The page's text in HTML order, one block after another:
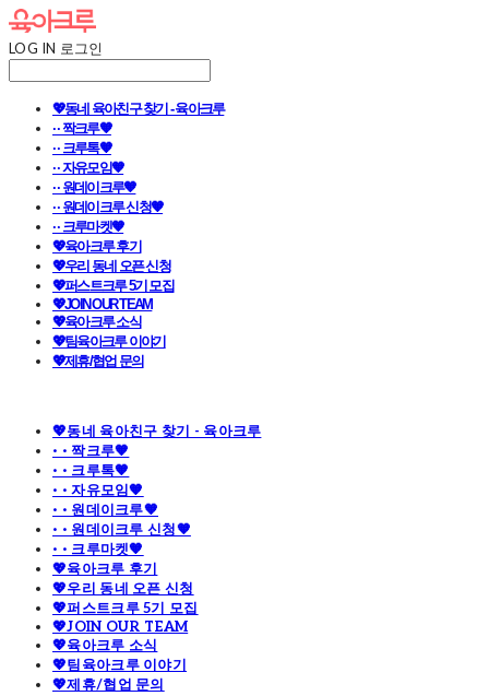
LOG IN 로그인
💖동네 육아친구 찾기 - 육아크루
· · 짝크루🧡
· · 크루톡🧡
· · 자유모임🧡
· · 원데이크루🧡
· · 원데이크루 신청🧡
· · 크루마켓🧡
💖육아크루 후기
💖우리 동네 오픈 신청
💖퍼스트크루 5기 모집
💖JOIN OUR TEAM
💖육아크루 소식
💖팀육아크루 이야기
💖제휴/협업 문의
💖동네 육아친구 찾기 - 육아크루
· · 짝크루🧡
· · 크루톡🧡
· · 자유모임🧡
· · 원데이크루🧡
· · 원데이크루 신청🧡
· · 크루마켓🧡
💖육아크루 후기
💖우리 동네 오픈 신청
💖퍼스트크루 5기 모집
💖JOIN OUR TEAM
💖육아크루 소식
💖팀육아크루 이야기
💖제휴/협업 문의